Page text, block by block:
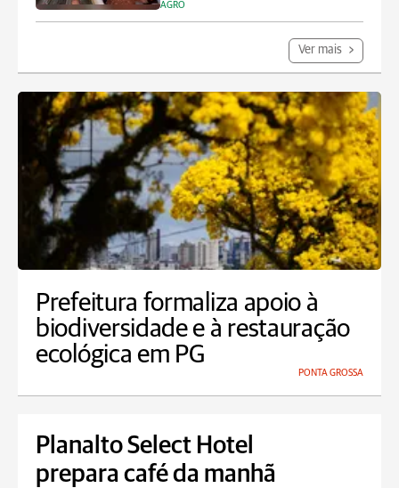
AGRO
Ver mais
Prefeitura formaliza apoio à
biodiversidade e à restauração
ecológica em PG
PONTA GROSSA
Planalto Select Hotel
prepara café da manhã